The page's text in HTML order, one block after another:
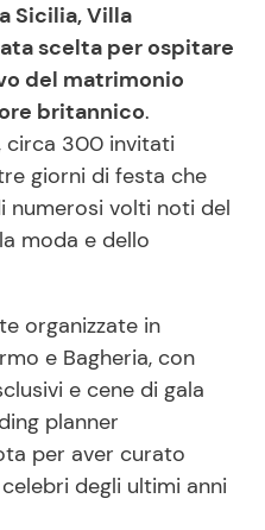
Sicilia, Villa
scelta per ospitare
del matrimonio
britannico.
circa 300 invitati
giorni di festa che
numerosi volti noti del
moda e dello
organizzate in
e Bagheria, con
e cene di gala
planner
per aver curato
degli ultimi anni